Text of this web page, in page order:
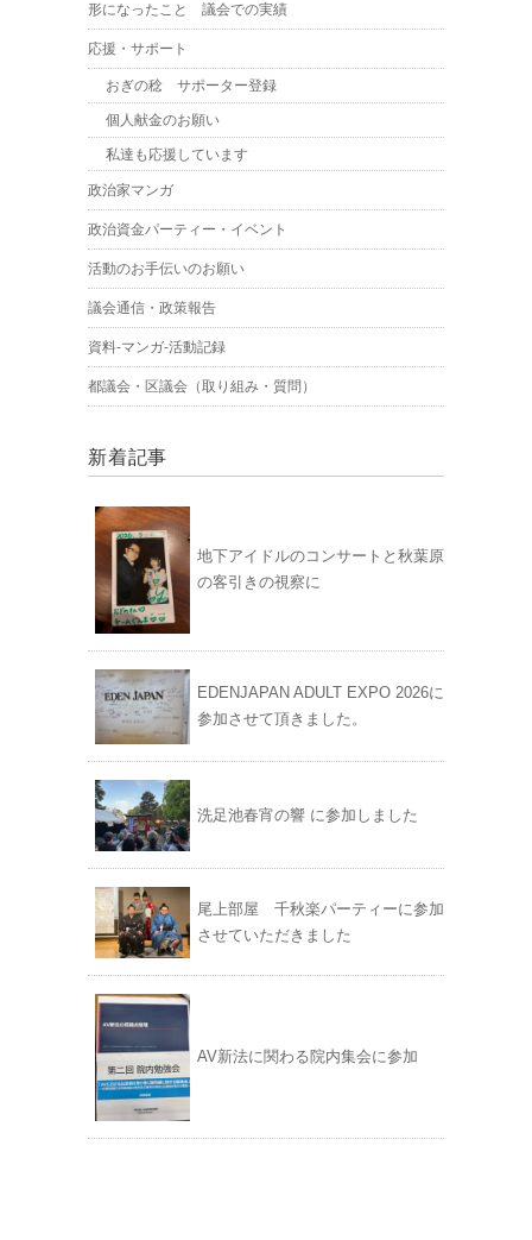
形になったこと 議会での実績
応援・サポート
おぎの稔 サポーター登録
個人献金のお願い
私達も応援しています
政治家マンガ
政治資金パーティー・イベント
活動のお手伝いのお願い
議会通信・政策報告
資料-マンガ-活動記録
都議会・区議会（取り組み・質問）
新着記事
地下アイドルのコンサートと秋葉原
の客引きの視察に
EDENJAPAN ADULT EXPO 2026に
参加させて頂きました。
洗足池春宵の響 に参加しました
尾上部屋 千秋楽パーティーに参加
させていただきました
AV新法に関わる院内集会に参加